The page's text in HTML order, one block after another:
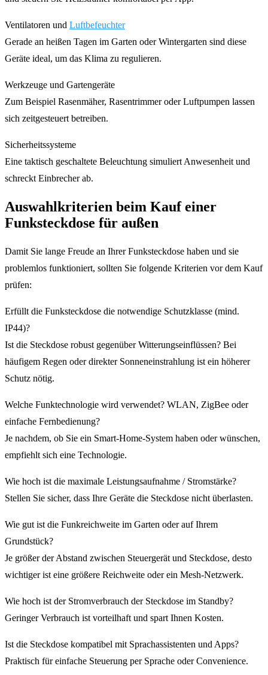
Ventilatoren und Luftbefeuchter
Gerade an heißen Tagen im Garten oder Wintergarten sind diese
Geräte ideal, um das Klima zu regulieren.
Werkzeuge und Gartengeräte
Zum Beispiel Rasenmäher, Rasentrimmer oder Luftpumpen lassen
sich zeitgesteuert betreiben.
Sicherheitssysteme
Eine taktisch geschaltete Beleuchtung simuliert Anwesenheit und
schreckt Einbrecher ab.
Auswahlkriterien beim Kauf einer
Funksteckdose für außen
Damit Sie lange Freude an Ihrer Funksteckdose haben und sie
problemlos funktioniert, sollten Sie folgende Kriterien vor dem Kauf
prüfen:
Erfüllt die Funksteckdose die notwendige Schutzklasse (mind.
IP44)?
Ist die Steckdose robust gegenüber Witterungseinflüssen? Bei
häufigem Regen oder direkter Sonneneinstrahlung ist ein höherer
Schutz nötig.
Welche Funktechnologie wird verwendet? WLAN, ZigBee oder
einfache Fernbedienung?
Je nachdem, ob Sie ein Smart-Home-System haben oder wünschen,
empfiehlt sich eine Technologie.
Wie hoch ist die maximale Leistungsaufnahme / Stromstärke?
Stellen Sie sicher, dass Ihre Geräte die Steckdose nicht überlasten.
Wie gut ist die Funkreichweite im Garten oder auf Ihrem
Grundstück?
Je größer der Abstand zwischen Steuergerät und Steckdose, desto
wichtiger ist eine größere Reichweite oder ein Mesh-Netzwerk.
Wie hoch ist der Stromverbrauch der Steckdose im Standby?
Geringer Verbrauch ist vorteilhaft und spart Ihnen Kosten.
Ist die Steckdose kompatibel mit Sprachassistenten und Apps?
Praktisch für einfache Steuerung per Sprache oder Convenience.